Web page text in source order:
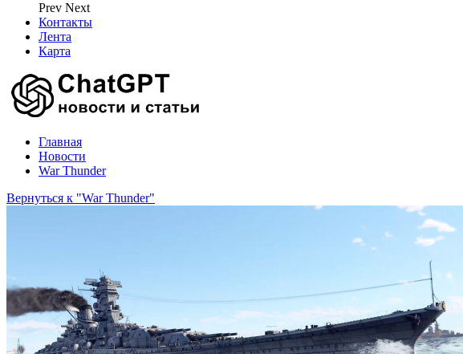
Prev Next
Контакты
Лента
Карта
Главная
Новости
War Thunder
Вернуться к "War Thunder"